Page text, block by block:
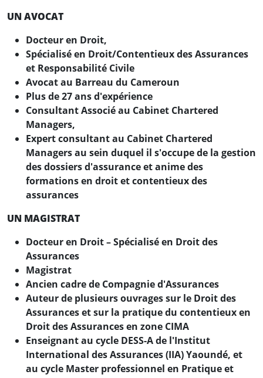
UN AVOCAT
Docteur en Droit,
Spécialisé en Droit/Contentieux des Assurances
et Responsabilité Civile
Avocat au Barreau du Cameroun
Plus de 27 ans d'expérience
Consultant Associé au Cabinet Chartered
Managers,
Expert consultant au Cabinet Chartered
Managers au sein duquel il s'occupe de la gestion
des dossiers d'assurance et anime des
formations en droit et contentieux des
assurances
UN MAGISTRAT
Docteur en Droit – Spécialisé en Droit des
Assurances
Magistrat
Ancien cadre de Compagnie d'Assurances
Auteur de plusieurs ouvrages sur le Droit des
Assurances et sur la pratique du contentieux en
Droit des Assurances en zone CIMA
Enseignant au cycle DESS-A de l'Institut
International des Assurances (IIA) Yaoundé, et
au cycle Master professionnel en Pratique et